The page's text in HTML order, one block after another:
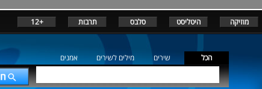
מוזיקה היטליסט סלבס תרבות +12
הכל שירים מילים לשירים אמנים